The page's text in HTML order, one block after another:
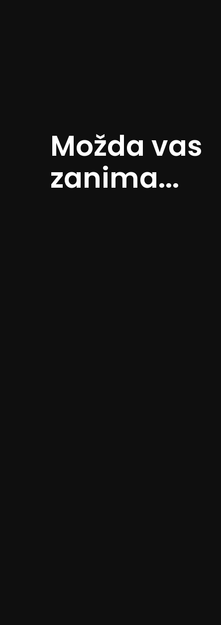
Možda vas
zanima...